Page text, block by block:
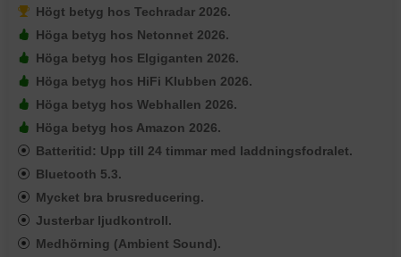
Högt betyg hos Techradar 2026.
Höga betyg hos Netonnet 2026.
Höga betyg hos Elgiganten 2026.
Höga betyg hos HiFi Klubben 2026.
Höga betyg hos Webhallen 2026.
Höga betyg hos Amazon 2026.
Batteritid: Upp till 24 timmar med laddningsfodralet.
Bluetooth 5.3.
Mycket bra brusreducering.
Justerbar ljudkontroll.
Medhörning (Ambient Sound).